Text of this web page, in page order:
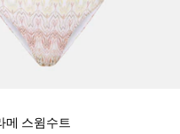
메 스윔수트